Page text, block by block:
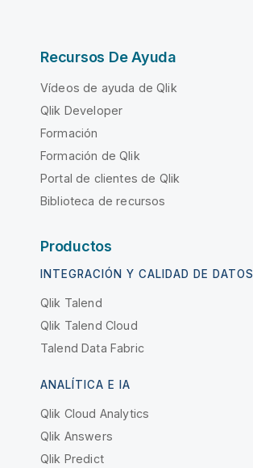
Recursos De Ayuda
Vídeos de ayuda de Qlik
Qlik Developer
Formación
Formación de Qlik
Portal de clientes de Qlik
Biblioteca de recursos
Productos
INTEGRACIÓN Y CALIDAD DE DATOS
Qlik Talend
Qlik Talend Cloud
Talend Data Fabric
ANALÍTICA E IA
Qlik Cloud Analytics
Qlik Answers
Qlik Predict